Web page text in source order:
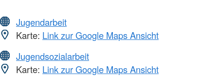
Jugendarbeit
Karte: Link zur Google Maps Ansicht
Jugendsozialarbeit
Karte: Link zur Google Maps Ansicht